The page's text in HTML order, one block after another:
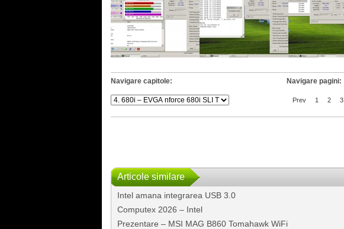
Navigare capitole: Navigare pagini:
Prev 1 2 3
Articole similare
Intel amana integrarea USB 3.0
Computex 2026 – Intel
Prezentare – MSI MAG B860 Tomahawk WiFi